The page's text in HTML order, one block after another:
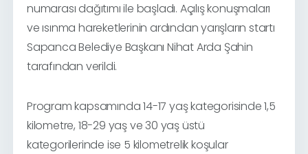
numarası dağıtımı ile başladı. Açılış konuşmaları
ve ısınma hareketlerinin ardından yarışların startı
Sapanca Belediye Başkanı Nihat Arda Şahin
tarafından verildi.
Program kapsamında 14-17 yaş kategorisinde 1,5
kilometre, 18-29 yaş ve 30 yaş üstü
kategorilerinde ise 5 kilometrelik koşular